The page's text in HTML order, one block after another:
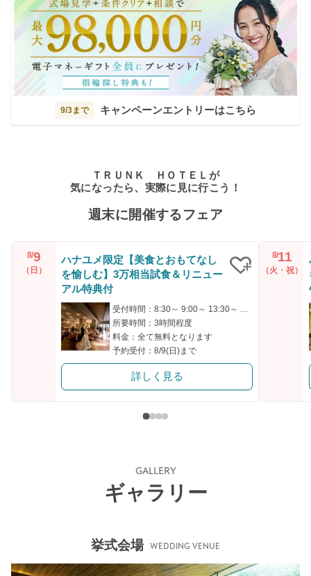
9/3まで キャンペーンエントリーはこちら
ＴＲＵＮＫ ＨＯＴＥＬが
気になったら、実際に見に行こう！
週末に開催するフェア
8/9
（日）
ハナユメ限定【美食とおもてなし
を愉しむ】3万相当試食＆リニュー
アル特典付
受付時間：8:30～ 9:00～ 13:30～ 17:30～
所要時間：3時間程度
料金：全て無料となります
予約受付：8/9(日)まで
詳しく見る
8/11
（火・祝）
GALLERY
ギャラリー
挙式会場 WEDDING VENUE